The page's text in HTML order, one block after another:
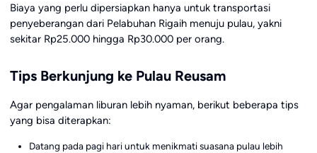
Biaya yang perlu dipersiapkan hanya untuk transportasi
penyeberangan dari Pelabuhan Rigaih menuju pulau, yakni
sekitar Rp25.000 hingga Rp30.000 per orang.
Tips Berkunjung ke Pulau Reusam
Agar pengalaman liburan lebih nyaman, berikut beberapa tips
yang bisa diterapkan:
Datang pada pagi hari untuk menikmati suasana pulau lebih